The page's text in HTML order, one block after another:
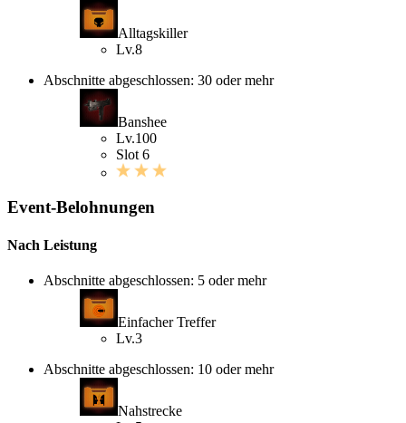
Alltagskiller
Lv.8
Abschnitte abgeschlossen: 30 oder mehr
Banshee
Lv.100
Slot 6
Event-Belohnungen
Nach Leistung
Abschnitte abgeschlossen: 5 oder mehr
Einfacher Treffer
Lv.3
Abschnitte abgeschlossen: 10 oder mehr
Nahstrecke